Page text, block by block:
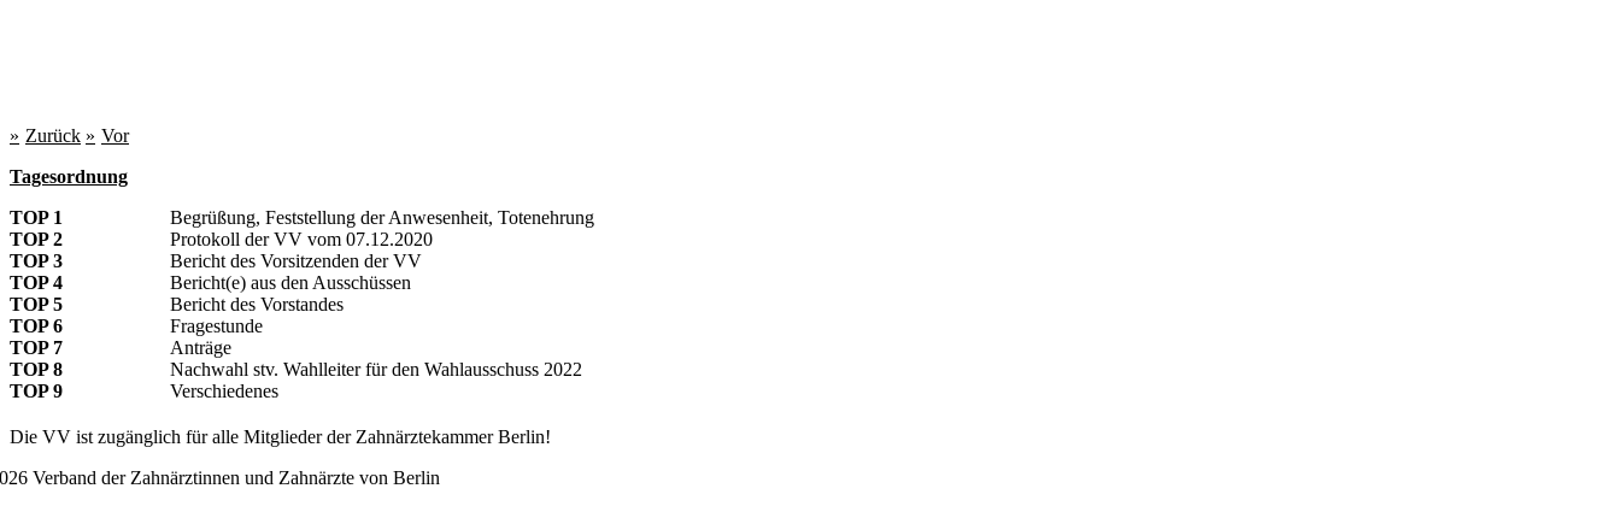
Zurück
Vor
Tagesordnung
TOP 1
Begrüßung, Feststellung der Anwesenheit, Totenehrung
TOP 2
Protokoll der VV vom 07.12.2020
TOP 3
Bericht des Vorsitzenden der VV
TOP 4
Bericht(e) aus den Ausschüssen
TOP 5
Bericht des Vorstandes
TOP 6
Fragestunde
TOP 7
Anträge
TOP 8
Nachwahl stv. Wahlleiter für den Wahlausschuss 2022
TOP 9
Verschiedenes
Die VV ist zugänglich für alle Mitglieder der Zahnärztekammer Berlin!
Verband der Zahnärztinnen und Zahnärzte von Berlin